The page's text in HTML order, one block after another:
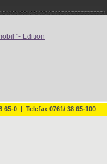
0 | Telefax 0761/ 38 65-100
"- Edition